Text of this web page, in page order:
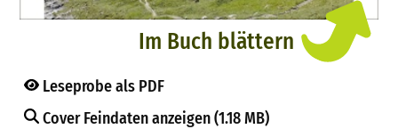
Im Buch blättern
Leseprobe als PDF
Cover Feindaten anzeigen (1.18 MB)